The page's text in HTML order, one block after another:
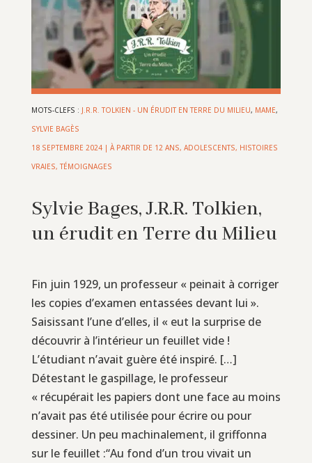
MOTS-CLEFS : J.R.R. TOLKIEN - UN ÉRUDIT EN TERRE DU MILIEU, MAME,
SYLVIE BAGÈS
18 SEPTEMBRE 2024| À PARTIR DE 12 ANS, ADOLESCENTS, HISTOIRES
VRAIES, TÉMOIGNAGES
Sylvie Bages, J.R.R. Tolkien,
un érudit en Terre du Milieu
Fin juin 1929, un professeur « peinait à corriger
les copies d’examen entassées devant lui ».
Saisissant l’une d’elles, il « eut la surprise de
découvrir à l’intérieur un feuillet vide !
L’étudiant n’avait guère été inspiré. […]
Détestant le gaspillage, le professeur
« récupérait les papiers dont une face au moins
n’avait pas été utilisée pour écrire ou pour
dessiner. Un peu machinalement, il griffonna
sur le feuillet :“Au fond d’un trou vivait un